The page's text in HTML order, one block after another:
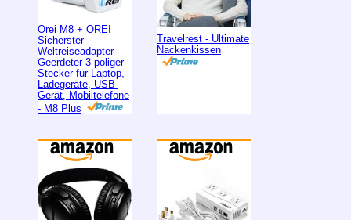
Orei M8 + OREI
Sicherster
Weltreiseadapter
Geerdeter 3-poliger
Stecker für Laptop,
Ladegeräte, USB-
Gerät, Mobiltelefone
- M8 Plus
Travelrest - Ultimate
Nackenkissen